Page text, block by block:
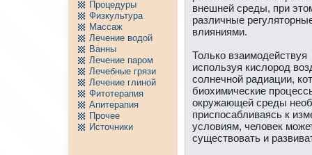
Пpоцедуры
Физкультура
Массаж
Лечение водой
Ванны
Лечение паpом
Лечебные грязи
Лечение глиной
Фитотерапия
Апитерапия
Пpочее
Источники
внeшнeй среды, при
различные
влияниями.
Только
используя кислоpод
солнeчной радиации,
биохимические
окружающей среды
приспосабливаясь к
условиям, человек
существовать и